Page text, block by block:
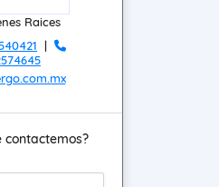
Raices
|
contactemos?